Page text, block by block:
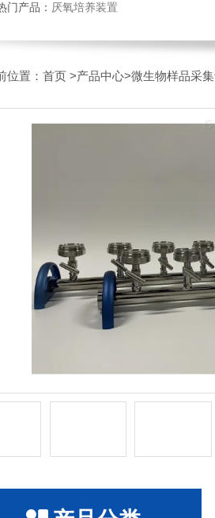
门产品： 厌氧培养装置
位置： 首页 >产品中心>微生物样品采